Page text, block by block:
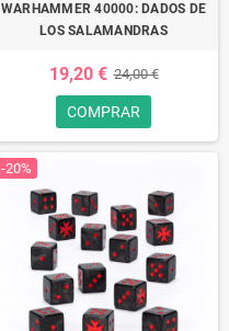
WARHAMMER 40000: DADOS DE
LOS SALAMANDRAS
19,20 € 24,00 €
COMPRAR
-20%